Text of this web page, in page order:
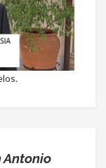
Antonio